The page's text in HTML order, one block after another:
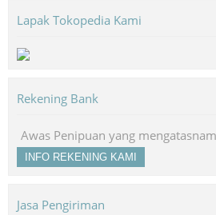
Lapak Tokopedia Kami
Rekening Bank
Awas Penipuan yang
INFO REKENING KAMI
Jasa Pengiriman